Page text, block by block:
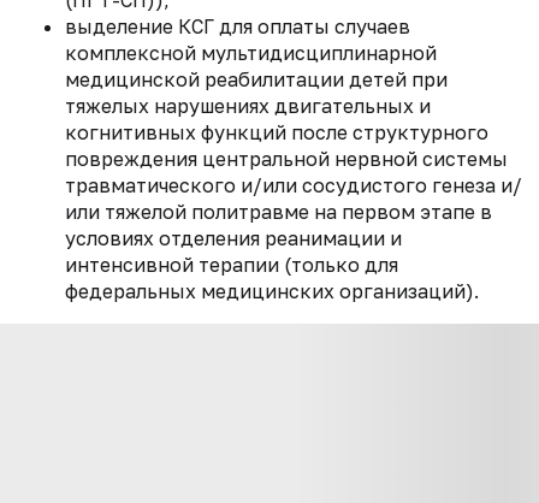
выделение КСГ для оплаты случаев
комплексной мультидисциплинарной
медицинской реабилитации детей при
тяжелых нарушениях двигательных и
когнитивных функций после структурного
повреждения центральной нервной системы
травматического и/или сосудистого генеза и/
или тяжелой политравме на первом этапе в
условиях отделения реанимации и
интенсивной терапии (только для
федеральных медицинских организаций).